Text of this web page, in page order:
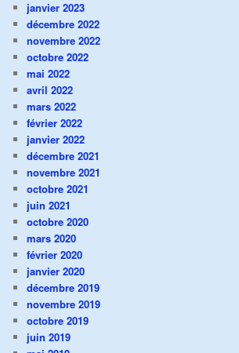
janvier 2023
décembre 2022
novembre 2022
octobre 2022
mai 2022
avril 2022
mars 2022
février 2022
janvier 2022
décembre 2021
novembre 2021
octobre 2021
juin 2021
octobre 2020
mars 2020
février 2020
janvier 2020
décembre 2019
novembre 2019
octobre 2019
juin 2019